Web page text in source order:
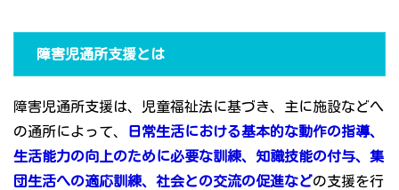
障害児通所支援とは
障害児通所支援は、児童福祉法に基づき、主に施設などへ
の通所によって、
日常生活における基本的な動作の指導、
生活能力の向上のために必要な訓練、知識技能の付与、集
団生活への適応訓練、社会との交流の促進などの支援を行